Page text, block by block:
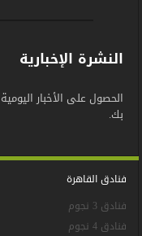
النشرة الإخبارية
الحصول على الأخبار
بك.
فنادق القاهرة
فنادق 3 نجوم
فنادق 4 نجوم